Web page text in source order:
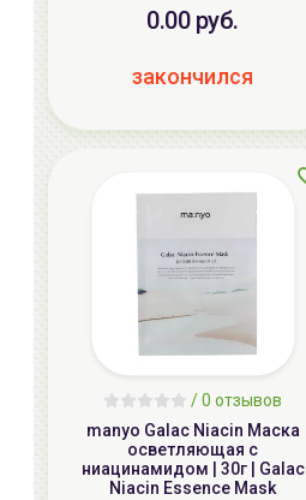
0.00 руб.
закончился
/0 отзывов
manyo Galac Niacin Маска
осветляющая с
ниацинамидом | 30г | Galac
Niacin Essence Mask